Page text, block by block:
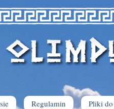
Regulamin Pliki